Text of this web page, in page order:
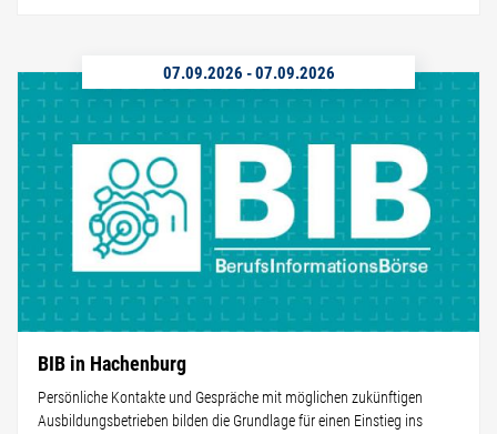
07.09.2026 -07.09.2026
BIB in Hachenburg
Persönliche Kontakte und Gespräche mit möglichen zukünftigen
Ausbildungsbetrieben bilden die Grundlage für einen Einstieg ins